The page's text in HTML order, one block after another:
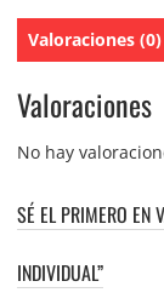
Valoraciones (0)
Valoraciones
No hay
SÉ EL PRIMERO EN
INDIVIDUAL”